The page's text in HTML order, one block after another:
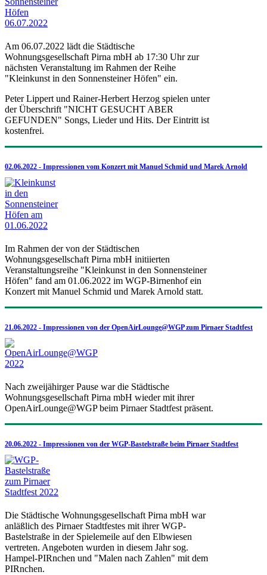
Am 06.07.2022 lädt die Städtische
Wohnungsgesellschaft Pirna mbH ab 17:30 Uhr zur
nächsten Veranstaltung im Rahmen der Reihe
"Kleinkunst in den Sonnensteiner Höfen" ein.
Peter Lippert und Rainer-Herbert Herzog spielen unter
der Überschrift "NICHT GESUCHT ABER
GEFUNDEN" Songs, Lieder und Hits. Der Eintritt ist
kostenfrei.
02.06.2022 - Impressionen vom Konzert mit Manuel Schmid und Marek Arnold
Im Rahmen der von der Städtischen
Wohnungsgesellschaft Pirna mbH initiierten
Veranstaltungsreihe "Kleinkunst in den Sonnensteiner
Höfen" fand am 01.06.2022 im WGP-Birnenhof ein
Konzert mit Manuel Schmid und Marek Arnold statt.
21.06.2022 - Impressionen von der OpenAirLounge@WGP zum Pirnaer Stadtfest
Nach zweijähirger Pause war die Städtische
Wohnungsgesellschaft Pirna mbH wieder mit ihrer
OpenAirLounge@WGP beim Pirnaer Stadtfest präsent.
20.06.2022 - Impressionen von der WGP-Bastelstraße beim Pirnaer Stadtfest
Die Städtische Wohnungsgesellschaft Pirna mbH war
anläßlich des Pirnaer Stadtfestes mit ihrer WGP-
Bastelstraße in der Spielemeile auf den Elbwiesen
vertreten. Angeboten wurden in diesem Jahr sog.
Hampel-PIRnchen und "Malen nach Zahlen" mit dem
PIRnchen.